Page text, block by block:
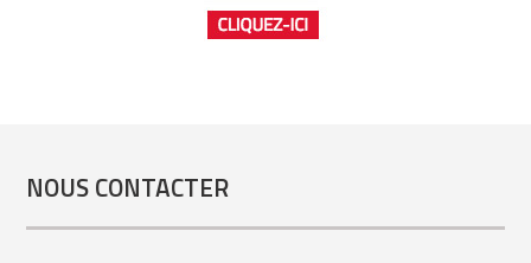
NOUS CONTACTER